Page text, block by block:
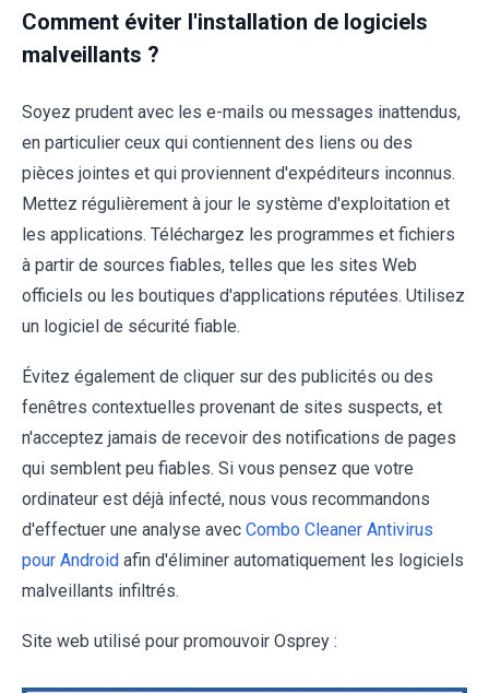
Comment éviter l'installation de logiciels
malveillants ?
Soyez prudent avec les e-mails ou messages inattendus,
en particulier ceux qui contiennent des liens ou des
pièces jointes et qui proviennent d'expéditeurs inconnus.
Mettez régulièrement à jour le système d'exploitation et
les applications. Téléchargez les programmes et fichiers
à partir de sources fiables, telles que les sites Web
officiels ou les boutiques d'applications réputées. Utilisez
un logiciel de sécurité fiable.
Évitez également de cliquer sur des publicités ou des
fenêtres contextuelles provenant de sites suspects, et
n'acceptez jamais de recevoir des notifications de pages
qui semblent peu fiables. Si vous pensez que votre
ordinateur est déjà infecté, nous vous recommandons
d'effectuer une analyse avec Combo Cleaner Antivirus
pour Android afin d'éliminer automatiquement les logiciels
malveillants infiltrés.
Site web utilisé pour promouvoir Osprey :